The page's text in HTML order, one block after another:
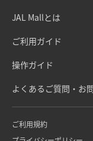
JAL Mallとは
ご利用ガイド
操作ガイド
よくあるご質問・お
ご利用規約